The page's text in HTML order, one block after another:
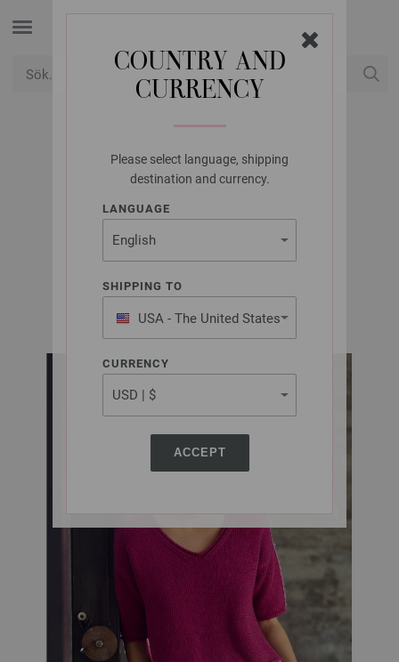
COUNTRY AND
CURRENCY
Please select language, shipping
destination and currency.
LANGUAGE
SHIPPING TO
USA - The United States
of America
CURRENCY
ACCEPT
LANA GROSSA
V-SHIRT SUMMER
SOFTNESS
LOOKBOOK No. 20 | Modell 7